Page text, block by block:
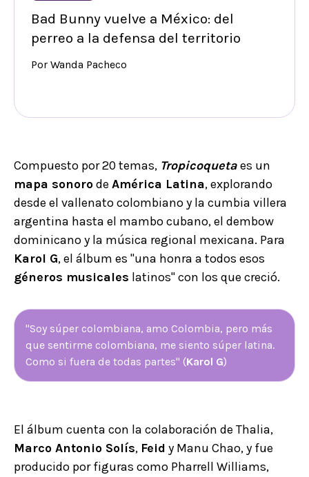
Bad Bunny vuelve a México: del
perreo a la defensa del territorio
Por Wanda Pacheco
Compuesto por 20 temas, Tropicoquetaes un
mapa sonorode América Latina, explorando
desde el vallenato colombiano y la cumbia villera
argentina hasta el mambo cubano, el dembow
dominicano y la música regional mexicana. Para
Karol G, el álbum es "una honra a todos esos
géneros musicales latinos" con los que creció.
"Soy súper colombiana, amo Colombia, pero más
que sentirme colombiana, me siento súper latina.
Como si fuera de todas partes" (Karol G)
El álbum cuenta con la colaboración de Thalia,
Marco Antonio Solís, Feid y Manu Chao, y fue
producido por figuras como Pharrell Williams,